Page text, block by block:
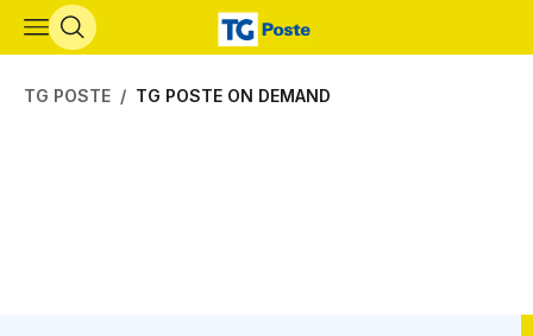
Vai al contenuto principale
TG POSTE TG POSTE ON DEMAND